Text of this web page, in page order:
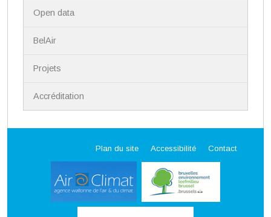
Open data
BelAir
Projets
Accréditation
Plan du site Accessibilité Contact